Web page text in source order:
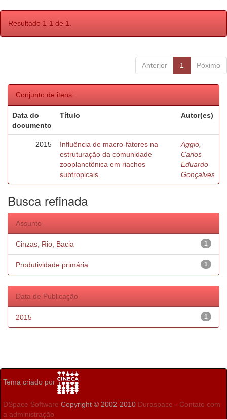
Resultado 1-1 de 1.
Anterior 1 Póximo
Conjunto de itens:
Data do
documento
Título Autor(es)
2015
Influência de macro-fatores na
estruturação da comunidade
zooplanctônica em riachos
subtropicais.
Aggio,
Carlos
Eduardo
Gonçalves
Busca refinada
Assunto
1
Cinzas, Rio, Bacia
1
Produtividade primária
Data de Publicação
1
2015
Tema criado por
DSpace Software Copyright © 2002-2010 Duraspace - Contato com
a administração